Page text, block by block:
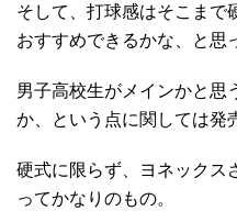
そして、打球感はそこまで
おすすめできるかな、と思
男子高校生がメインかと思
か、という点に関しては発
硬式に限らず、ヨネックス
ってかなりのもの。